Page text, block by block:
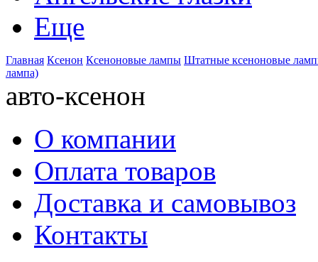
Еще
Главная Ксенон Ксеноновые лампы Штатные ксеноновые
лампа)
авто-ксенон
О компании
Оплата товаров
Доставка и самовывоз
Контакты